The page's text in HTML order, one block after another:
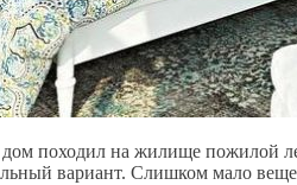
походил на жилище пожилой
вариант. Слишком мало